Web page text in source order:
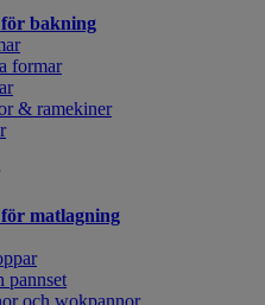
bakning
formar
& ramekiner
matlagning
pannset
och wokpannor